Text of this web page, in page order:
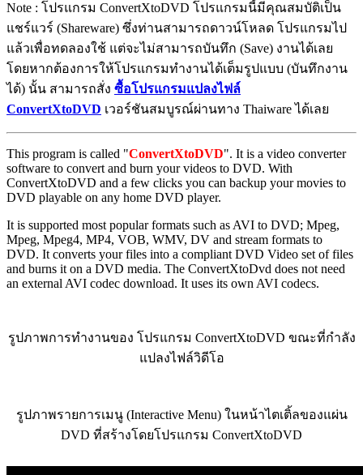
Note : โปรแกรม ConvertXtoDVD โปรแกรมนี้มีคุณสมบัติเป็น
แชร์แวร์ (Shareware) ซึ่งท่านสามารถดาวน์โหลด โปรแกรมไป
แล้วเพื่อทดลองใช้ แต่จะไม่สามารถบันทึก (Save) งานได้เลย
โดยหากต้องการให้โปรแกรมทำงานได้เต็มรูปแบบ (บันทึกงาน
ได้) นั้น สามารถสั่ง ซื้อโปรแกรมแปลงไฟล์
ConvertXtoDVD เวอร์ชันสมบูรณ์ผ่านทาง Thaiware ได้เลย
This program is called "ConvertXtoDVD". It is a video converter
software to convert and burn your videos to DVD. With
ConvertXtoDVD and a few clicks you can backup your movies to
DVD playable on any home DVD player.
It is supported most popular formats such as AVI to DVD; Mpeg,
Mpeg, Mpeg4, MP4, VOB, WMV, DV and stream formats to
DVD. It converts your files into a compliant DVD Video set of files
and burns it on a DVD media. The ConvertXtoDvd does not need
an external AVI codec download. It uses its own AVI codecs.
รูปภาพการทำงานของ โปรแกรม ConvertXtoDVD ขณะที่กำลัง
แปลงไฟล์วิดีโอ
รูปภาพรายการเมนู (Interactive Menu) ในหน้าไตเติ้ลของแผ่น
DVD ที่สร้างโดยโปรแกรม ConvertXtoDVD